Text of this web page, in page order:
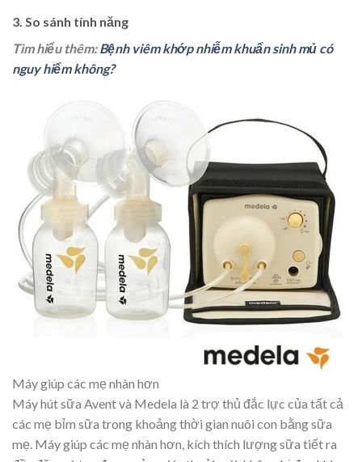
3. So sánh tính năng
Tìm hiểu thêm:Bệnh viêm khớp nhiễm khuẩn sinh mủ có
nguy hiểm không?
Máy giúp các mẹ nhàn hơn
Máy hút sữa Avent và Medela là 2 trợ thủ đắc lực của tất cả
các mẹ bỉm sữa trong khoảng thời gian nuôi con bằng sữa
mẹ. Máy giúp các mẹ nhàn hơn, kích thích lượng sữa tiết ra